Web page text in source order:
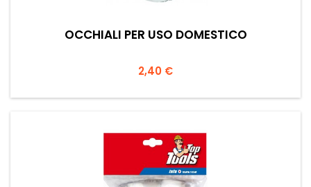
OCCHIALI PER USO DOMESTICO
Prezzo
2,40 €